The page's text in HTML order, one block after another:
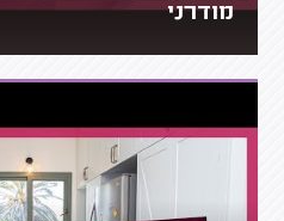
מודרני